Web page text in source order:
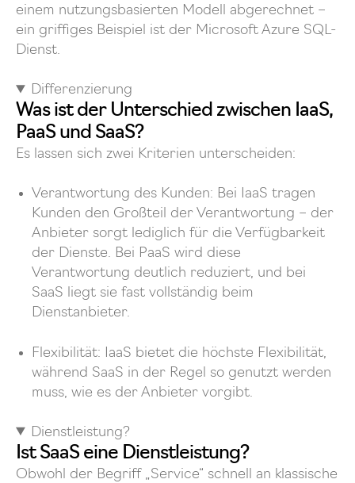
einem nutzungsbasierten Modell abgerechnet –
ein griffiges Beispiel ist der Microsoft Azure SQL-
Dienst.
Differenzierung
Was ist der Unterschied zwischen IaaS,
PaaS und SaaS?
Es lassen sich zwei Kriterien unterscheiden:
Verantwortung des Kunden: Bei IaaS tragen
Kunden den Großteil der Verantwortung – der
Anbieter sorgt lediglich für die Verfügbarkeit
der Dienste. Bei PaaS wird diese
Verantwortung deutlich reduziert, und bei
SaaS liegt sie fast vollständig beim
Dienstanbieter.
Flexibilität: IaaS bietet die höchste Flexibilität,
während SaaS in der Regel so genutzt werden
muss, wie es der Anbieter vorgibt.
Dienstleistung?
Ist SaaS eine Dienstleistung?
Obwohl der Begriff „Service“ schnell an klassische